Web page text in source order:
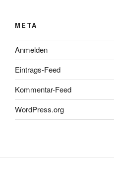
META
Anmelden
Eintrags-Feed
Kommentar-Feed
WordPress.org